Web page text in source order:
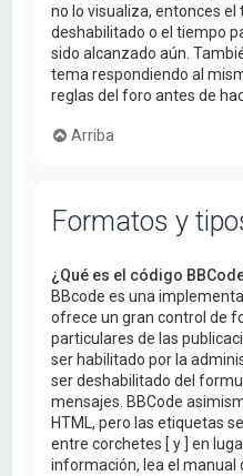
no lo visualiza, entonces
deshabilitado o el tiempo
sido alcanzado aún.
tema respondiendo al
reglas del foro antes de
Arriba
Formatos y
¿Qué es el código
BBcode es una
ofrece un gran control de
particulares de las
ser habilitado por la
ser deshabilitado del
mensajes. BBCode
HTML, pero las etiquetas
entre corchetes [ y ] en
información, lea el manual